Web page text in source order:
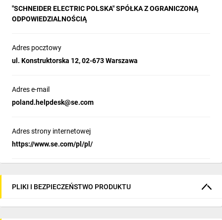
"SCHNEIDER ELECTRIC POLSKA" SPÓŁKA Z OGRANICZONĄ
ODPOWIEDZIALNOŚCIĄ
Adres pocztowy
ul. Konstruktorska 12, 02-673 Warszawa
Adres e-mail
poland.helpdesk@se.com
Adres strony internetowej
https://www.se.com/pl/pl/
PLIKI I BEZPIECZEŃSTWO PRODUKTU